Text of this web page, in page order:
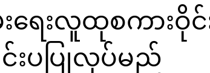
မ်းရေးလူထုစကားဝိုင်
းပပြုလုပ်မည်